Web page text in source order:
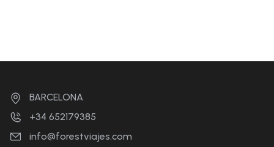
BARCELONA
+34 652179385
info@forestviajes.com